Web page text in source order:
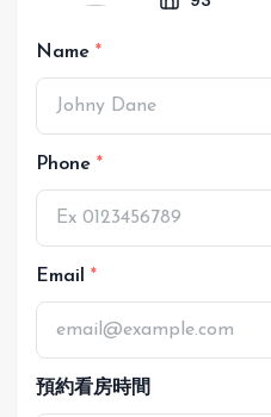
Name
Phone
Email
預約看房時間